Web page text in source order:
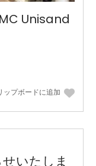
Unisand
ップボードに追加
いたしま